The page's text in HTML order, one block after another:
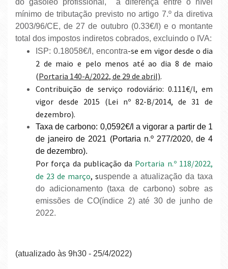
do gasóleo profissional, a diferença entre o nível
mínimo de tributação previsto no artigo 7.º da diretiva
2003/96/CE, de 27 de outubro (0.33€/l) e o montante
total dos impostos indiretos cobrados, excluindo o IVA:
ISP: 0.18058€/l, encontra-se em vigor desde o dia
2 de maio e pelo menos até ao dia 8 de maio
(Portaria 140-A/2022, de 29 de abril).
Contribuição de serviço rodoviário: 0.111€/l, em
vigor desde 2015 (Lei nº 82-B/2014, de 31 de
dezembro).
Taxa de carbono: 0,0592€/l a vigorar a partir de 1
de janeiro de 2021 (Portaria n.º 277/2020, de 4
de dezembro).
Por força da publicação da Portaria n.º 118/2022,
de 23 de março, suspende a atualização da taxa
do adicionamento (taxa de carbono) sobre as
emissões de CO(índice 2) até 30 de junho de
2022.
(atualizado às 9h30 - 25/4/2022)